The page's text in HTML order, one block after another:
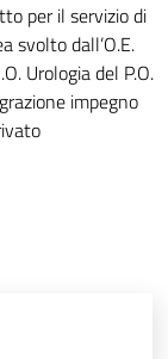
per il servizio di
svolto dall’O.E.
Urologia del P.O.
impegno